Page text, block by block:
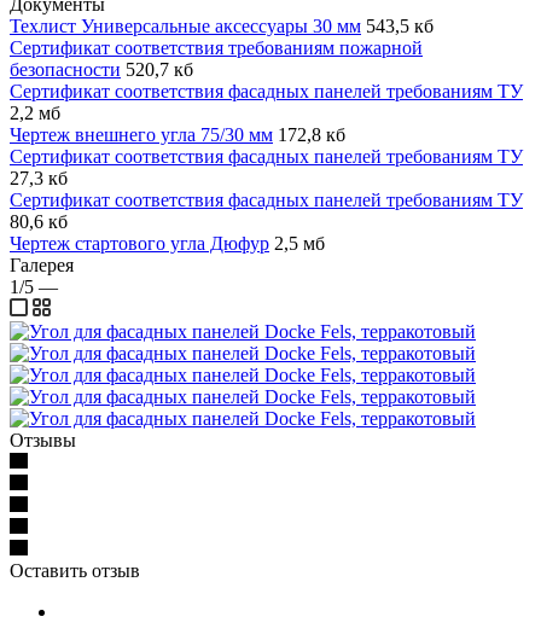
Техлист Универсальные аксессуары 30 мм 543,5 кб
Сертификат соответствия требованиям пожарной
безопасности 520,7 кб
Сертификат соответствия фасадных панелей требованиям ТУ
2,2 мб
Чертеж внешнего угла 75/30 мм 172,8 кб
Сертификат соответствия фасадных панелей требованиям ТУ
27,3 кб
Сертификат соответствия фасадных панелей требованиям ТУ
80,6 кб
Чертеж стартового угла Дюфур 2,5 мб
Галерея
1/5 —
Отзывы
Оставить отзыв